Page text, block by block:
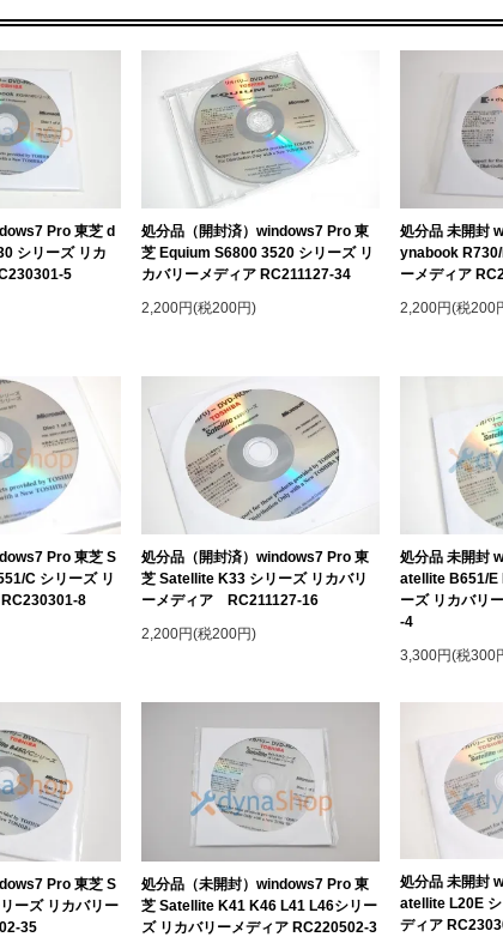
Pro 東芝 d
シリーズ リカ
5
処分品（開封済）windows7 Pro 東
芝 Equium S6800 3520 シリーズ リ
カバリーメディア RC211127-34
2,200円(税200円)
処分品 未開封
ynabook R730/
ーメディア
2,200円(税200
Pro 東芝 S
C シリーズ リ
8
処分品（開封済）windows7 Pro 東
芝 Satellite K33 シリーズ リカバリ
ーメディア RC211127-16
2,200円(税200円)
処分品 未開封
atellite B651/E
ーズ リカバリ
-4
3,300円(税300
Pro 東芝 S
ーズ リカバリー
35
処分品（未開封）windows7 Pro 東
芝 Satellite K41 K46 L41 L46シリー
ズ リカバリーメディア RC220502-3
処分品 未開封
atellite L20E
ディア